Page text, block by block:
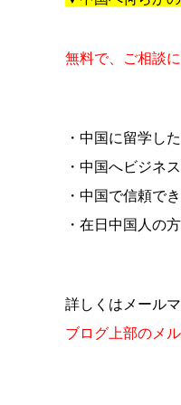
無料で、ご相談に
・中国に留学し
・中国へビジネ
・中国で信頼で
・在日中国人の
詳しくはメール
ブログ上部のメ